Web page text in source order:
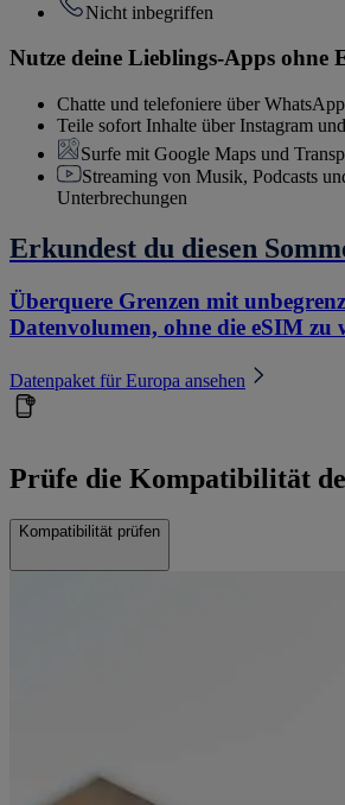
Nicht inbegriffen
Nutze deine Lieblings-Apps ohne
Chatte und telefoniere über
Teile sofort Inhalte über Instagram
Surfe mit Google Maps und
Streaming von Musik, Podcasts
Unterbrechungen
Erkundest du diesen
Überquere Grenzen mit
Datenvolumen, ohne die eSIM zu
Datenpaket für Europa ansehen
Prüfe die Kompatibilität
Kompatibilität prüfen